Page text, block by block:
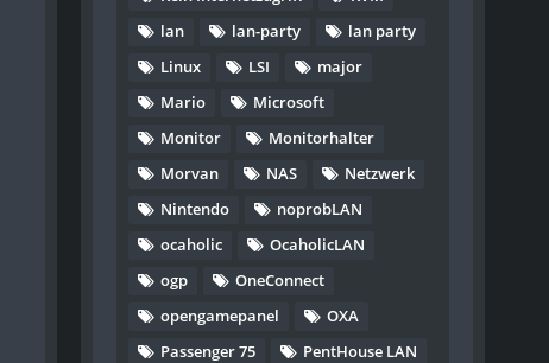
lan
lan-party
lan party
Linux
LSI
major
Mario
Microsoft
Monitor
Monitorhalter
Morvan
NAS
Netzwerk
Nintendo
noprobLAN
ocaholic
OcaholicLAN
ogp
OneConnect
opengamepanel
OXA
Passenger 75
PentHouse LAN